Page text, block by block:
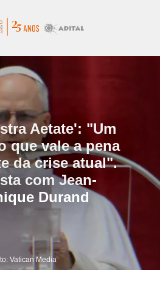
Aetate': "Um
que vale a pena
da crise atual".
com Jean-
Durand
Vatican Media